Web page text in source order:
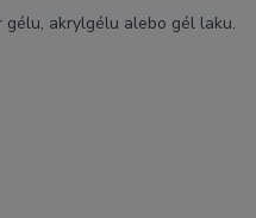
gélu, akrylgélu alebo gél laku.